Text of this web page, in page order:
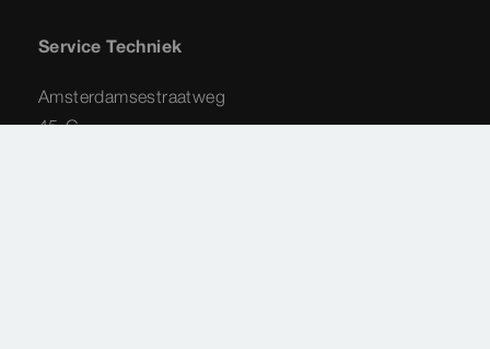
Service Techniek
Amsterdamsestraatweg
45-G